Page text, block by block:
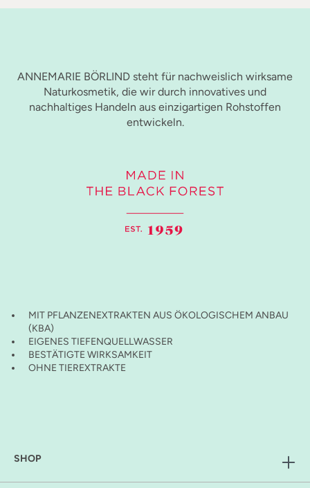
ANNEMARIE BÖRLIND steht für nachweislich wirksame
Naturkosmetik, die wir durch innovatives und
nachhaltiges Handeln aus einzigartigen Rohstoffen
entwickeln.
MIT PFLANZENEXTRAKTEN AUS ÖKOLOGISCHEM ANBAU
(KBA)
EIGENES TIEFENQUELLWASSER
BESTÄTIGTE WIRKSAMKEIT
OHNE TIEREXTRAKTE
SHOP